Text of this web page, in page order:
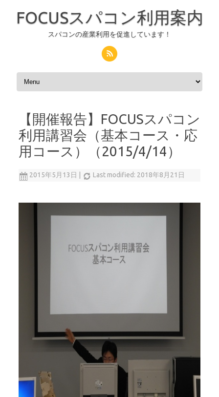
FOCUSスパコン利用案内
スパコンの産業利用を促進しています！
コンテンツへスキップ
【開催報告】FOCUSスパコン
利用講習会（基本コース・応
用コース）（2015/4/14）
2015年5月13日 Last modified: 2018年8月21日